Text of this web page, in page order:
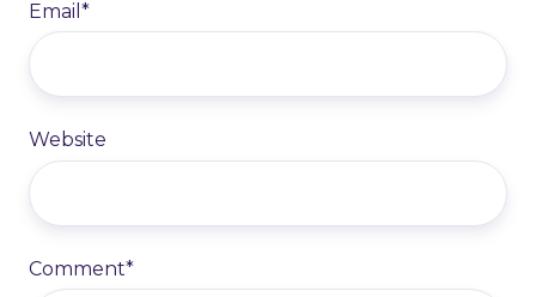
Email *
Website
Comment*